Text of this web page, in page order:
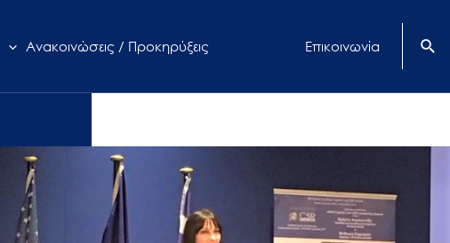
Ανακοινώσεις / Προκηρύξεις Επικοινωνία